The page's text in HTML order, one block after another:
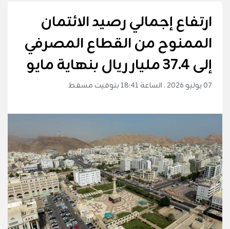
ارتفاع إجمالي رصيد الائتمان
الممنوح من القطاع المصرفي
إلى 37.4 مليار ريال بنهاية مايو
07 يوليو 2026 . الساعة 18:41 بتوقيت مسقط